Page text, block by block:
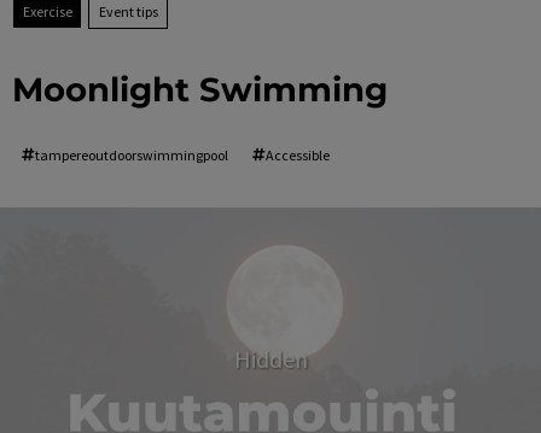
Exercise Event tips
Moonlight Swimming
tampereoutdoorswimmingpool Accessible
Hidden